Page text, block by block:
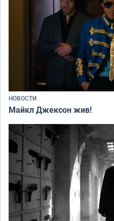
НОВОСТИ
Майкл Джексон жив!